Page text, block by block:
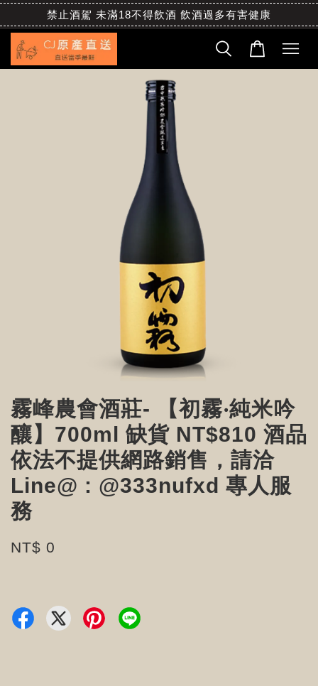
禁止酒駕 未滿18不得飲酒 飲酒過多有害健康
霧峰農會酒莊- 【初霧‧純米吟
釀】700ml 缺貨 NT$810 酒品
依法不提供網路銷售，請洽
Line@ : @333nufxd 專人服
務
NT$ 0